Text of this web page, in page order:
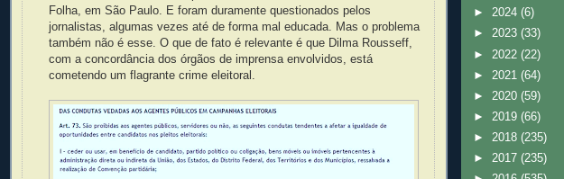
Folha, em São Paulo. E foram duramente questionados pelos
jornalistas, algumas vezes até de forma mal educada. Mas o problema
também não é esse. O que de fato é relevante é que Dilma Rousseff,
com a concordância dos órgãos de imprensa envolvidos, está
cometendo um flagrante crime eleitoral.
► 2024 (6)
► 2023 (33)
► 2022 (22)
► 2021 (64)
► 2020 (59)
► 2019 (66)
► 2018 (235)
► 2017 (235)